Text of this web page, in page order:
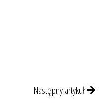
Następny artykuł